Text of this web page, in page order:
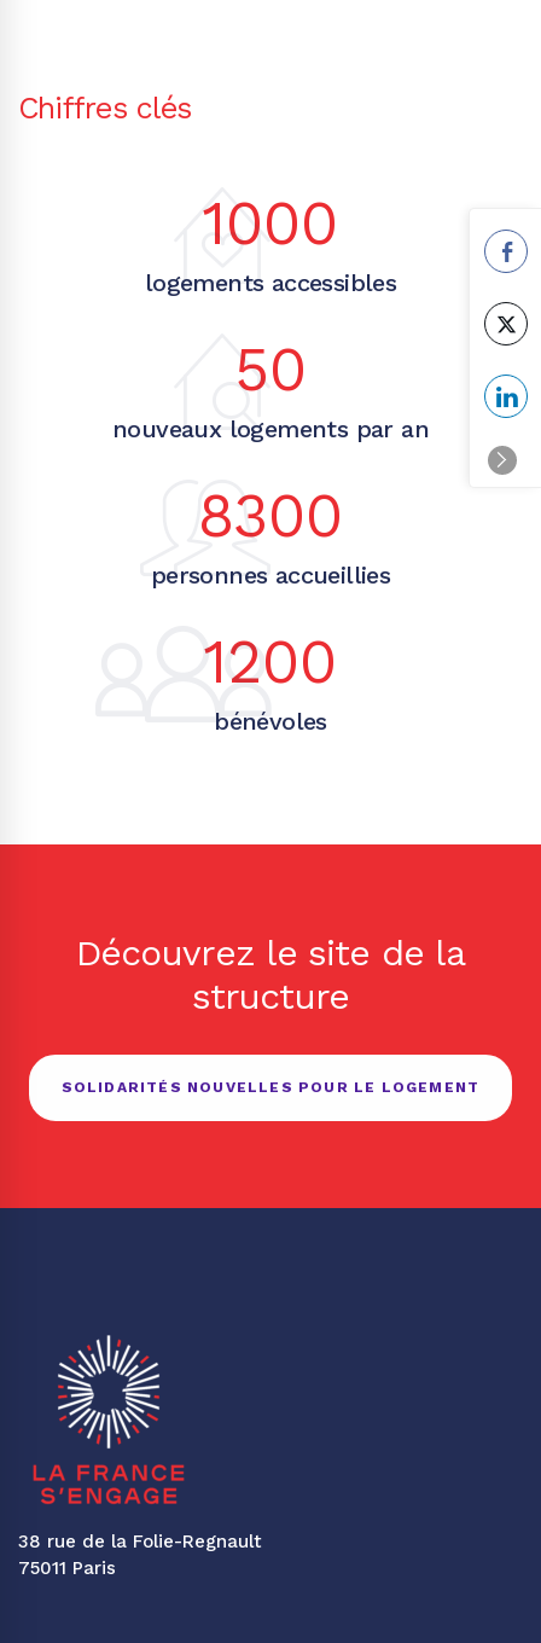
Chiffres clés
1000
logements accessibles
50
nouveaux logements par an
8300
personnes accueillies
1200
bénévoles
Découvrez le site de la
structure
SOLIDARITÉS NOUVELLES POUR LE LOGEMENT
38 rue de la Folie-Regnault
75011 Paris